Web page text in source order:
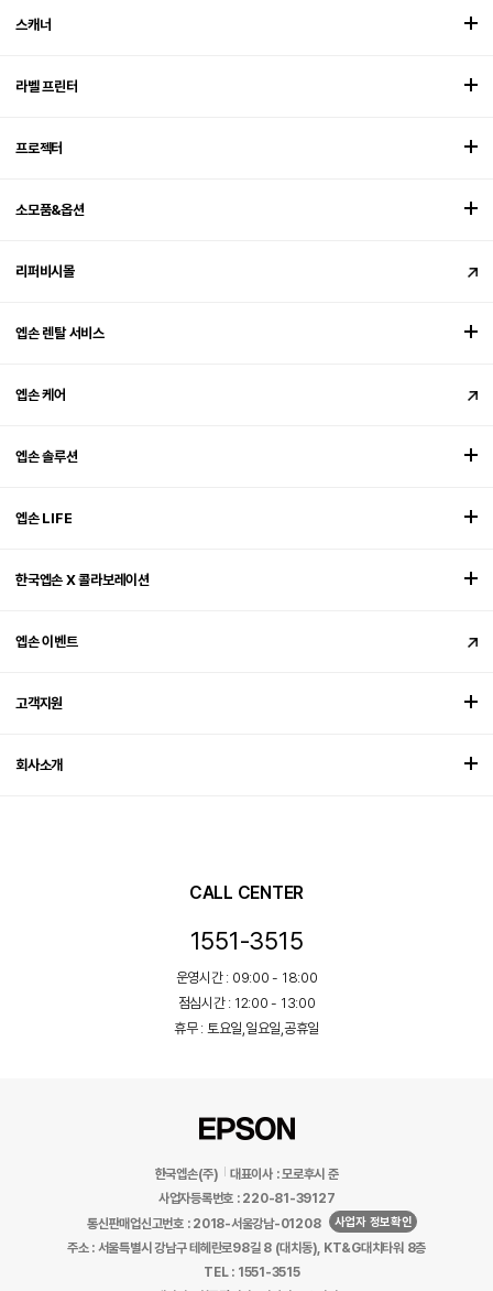
스캐너
라벨 프린터
프로젝터
소모품&옵션
리퍼비시몰
엡손 렌탈 서비스
엡손 케어
엡손 솔루션
엡손 LIFE
한국엡손 X 콜라보레이션
엡손 이벤트
고객지원
회사소개
CALL CENTER
1551-3515
운영시간 : 09:00 - 18:00
점심시간 : 12:00 - 13:00
휴무 : 토요일,일요일,공휴일
한국엡손(주)
대표이사 : 모로후시 준
사업자등록번호 : 220-81-39127
통신판매업신고번호 : 2018-서울강남-01208
사업자 정보확인
주소 : 서울특별시 강남구 테헤란로98길 8 (대치동), KT&G대치타워 8층
TEL : 1551-3515